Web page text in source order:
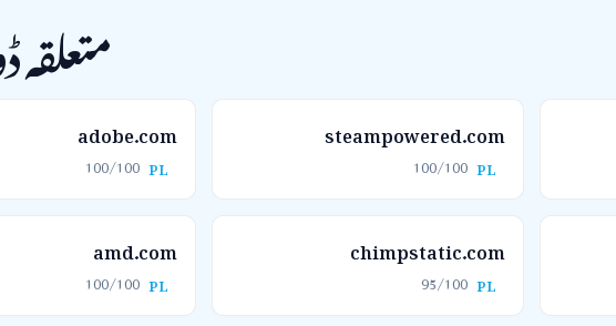
متعلقہ
steampowered.com
PL
100/100
adobe.com
PL
100/100
chimpstatic.com
PL
95/100
amd.com
PL
100/100